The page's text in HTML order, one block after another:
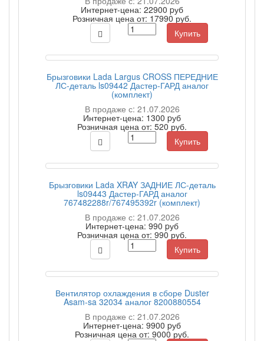
Интернет-цена: 22900 pуб
Розничная цена от: 17990 руб.
Купить
Брызговики Lada Largus CROSS ПЕРЕДНИЕ
ЛС-деталь ls09442 Дастер-ГАРД аналог
(комплект)
В продаже с: 21.07.2026
Интернет-цена: 1300 pуб
Розничная цена от: 520 руб.
Купить
Брызговики Lada XRAY ЗАДНИЕ ЛС-деталь
ls09443 Дастер-ГАРД аналог
767482288r/767495392r (комплект)
В продаже с: 21.07.2026
Интернет-цена: 990 pуб
Розничная цена от: 990 руб.
Купить
Вентилятор охлаждения в сборе Duster
Asam-sa 32034 аналог 8200880554
В продаже с: 21.07.2026
Интернет-цена: 9900 pуб
Розничная цена от: 9000 руб.